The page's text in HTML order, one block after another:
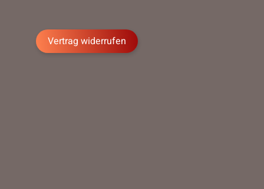
Vertrag widerrufen